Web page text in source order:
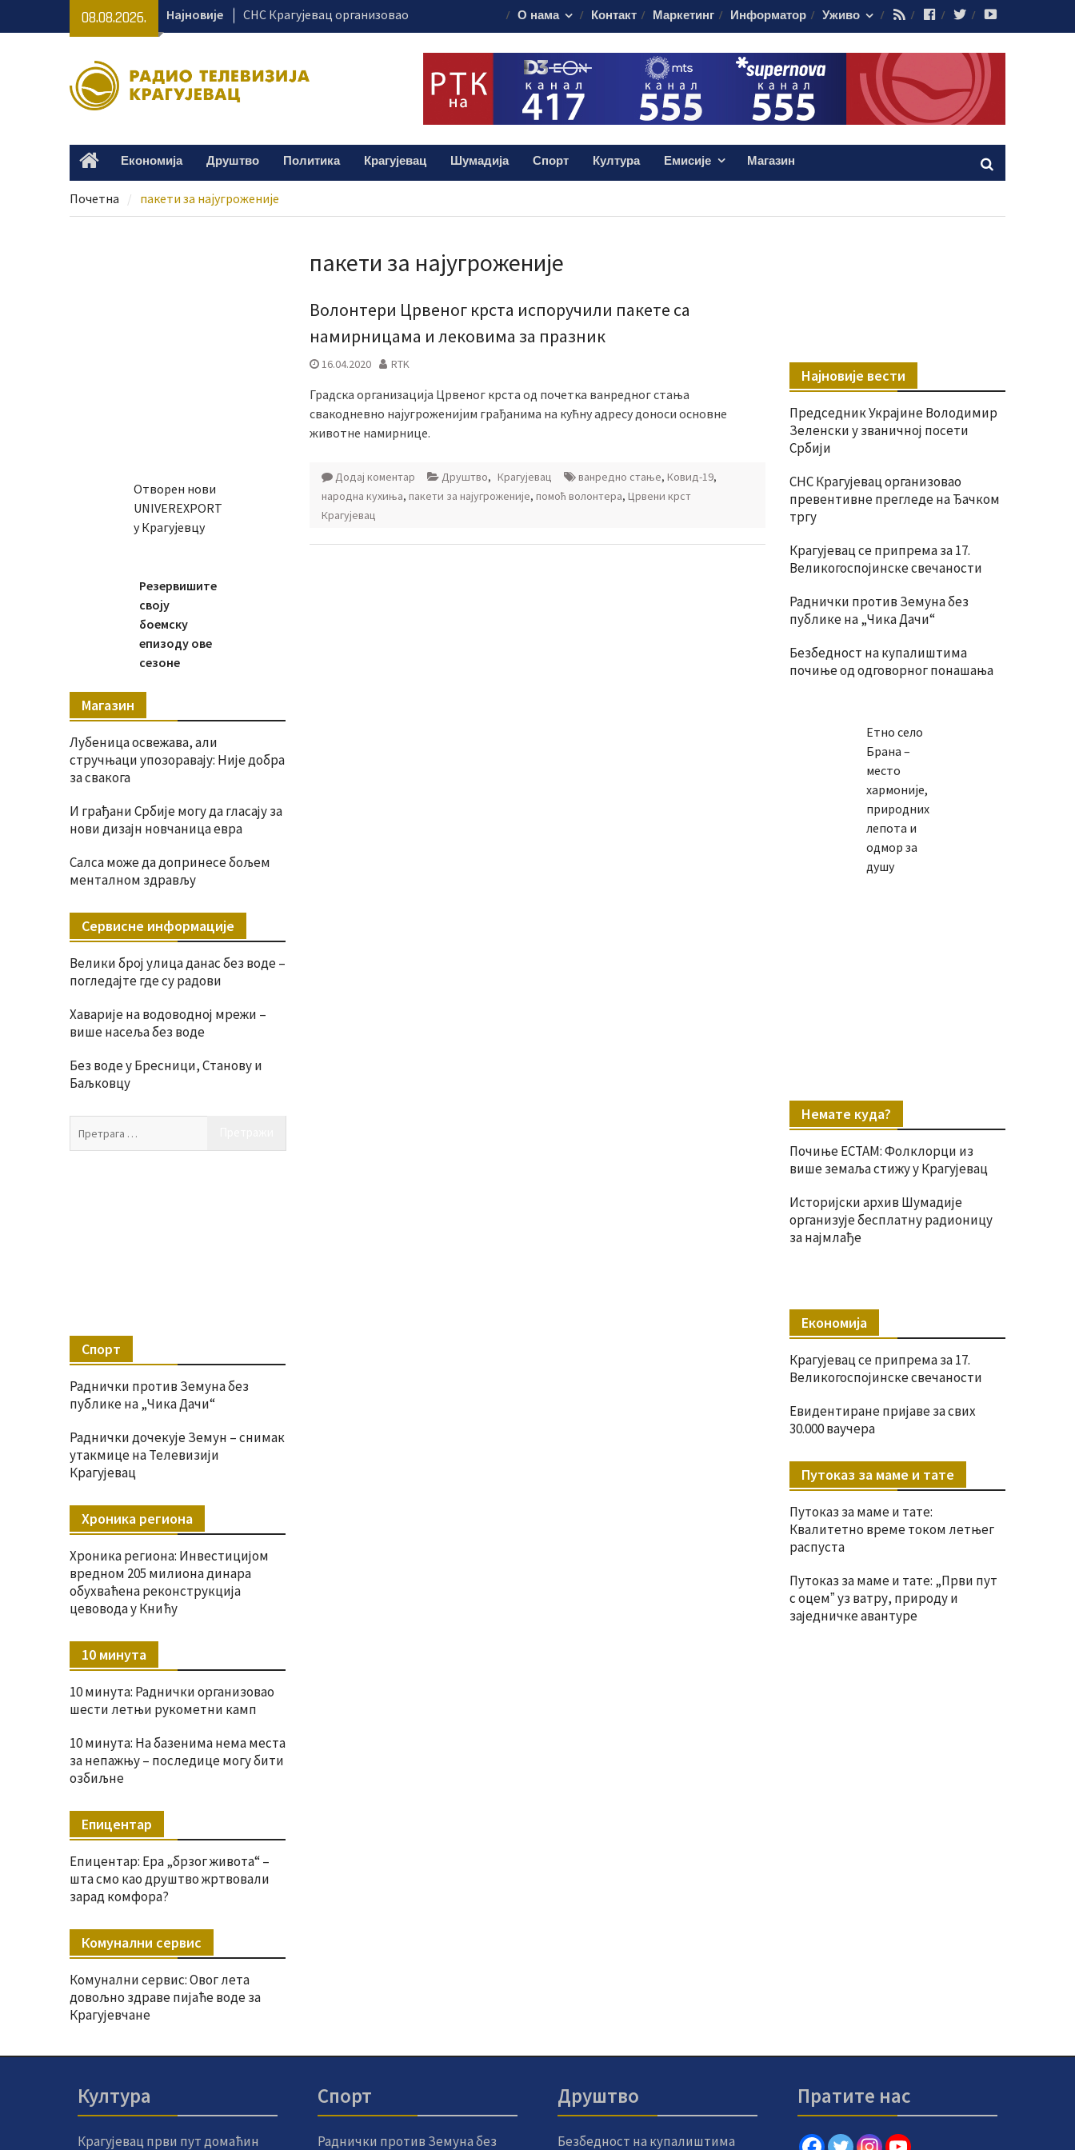
08.08.2026. Најновије
СНС Крагујевац организовао
превентивне прегледе на Ђачком
Крагујевац се припрема за 17.
Раднички против Земуна без публике
Председник Украјине Володимир
Зеленски у званичној посети Србији
О нама Контакт Маркетинг Информатор Уживо RSS FacebookTwitter
HomeЕкономија Друштво Политика Крагујевац Шумадија Спорт Култура Емисије Магазин
Почетна пакети за најугроженије
пакети за најугроженије
Волонтери Црвеног крста испоручили пакете са
намирницама и лековима за празник
16.04.2020 RTK
Градска организација Црвеног крста од почетка ванредног стања
свакодневно најугроженијим грађанима на кућну адресу доноси основне
животне намирнице.
Додај коментар Друштво, Крагујевац ванредно стање, Ковид-19,
народна кухиња, пакети за најугроженије, помоћ волонтера, Црвени крст
Крагујевац
Најновије вести
Председник Украјине Володимир
Зеленски у званичној посети
Србији
СНС Крагујевац организовао
превентивне прегледе на Ђачком
тргу
Крагујевац се припрема за 17.
Великогоспојинске свечаности
Раднички против Земуна без
публике на „Чика Дачи“
Безбедност на купалиштима
почиње од одговорног понашања
Етно село
Брана –
место
хармоније,
природних
лепота и
одмор за
душу
Немате куда?
Почиње ЕСТАМ: Фолклорци из
више земаља стижу у Крагујевац
Историјски архив Шумадије
организује бесплатну радионицу
за најмлађе
Економија
Крагујевац се припрема за 17.
Великогоспојинске свечаности
Евидентиране пријаве за свих
30.000 ваучера
Путоказ за маме и тате
Путоказ за маме и тате:
Квалитетно време током летњег
распуста
Путоказ за маме и тате: „Први пут
с оцемˮ уз ватру, природу и
заједничке авантуре
Отворен нови
UNIVEREXPORT
у Крагујевцу
Резервишите
своју
боемску
епизоду ове
сезоне
Магазин
Лубеница освежава, али
стручњаци упозоравају: Није добра
за свакога
И грађани Србије могу да гласају за
нови дизајн новчаница евра
Салса може да допринесе бољем
менталном здрављу
Сервисне информације
Велики број улица данас без воде –
погледајте где су радови
Хаварије на водоводној мрежи –
више насеља без воде
Без воде у Бресници, Станову и
Баљковцу
Спорт
Раднички против Земуна без
публике на „Чика Дачи“
Раднички дочекује Земун – снимак
утакмице на Телевизији
Крагујевац
Хроника региона
Хроника региона: Инвестицијом
вредном 205 милиона динара
обухваћена реконструкција
цевовода у Книћу
10 минута
10 минута: Раднички организовао
шести летњи рукометни камп
10 минута: На базенима нема места
за непажњу – последице могу бити
озбиљне
Епицентар
Епицентар: Ера „брзог живота“ –
шта смо као друштво жртвовали
зарад комфора?
Комунални сервис
Комунални сервис: Овог лета
довољно здраве пијаће воде за
Крагујевчане
Култура
Крагујевац први пут домаћин
Спорт
Раднички против Земуна без
Друштво
Безбедност на купалиштима
Пратите нас